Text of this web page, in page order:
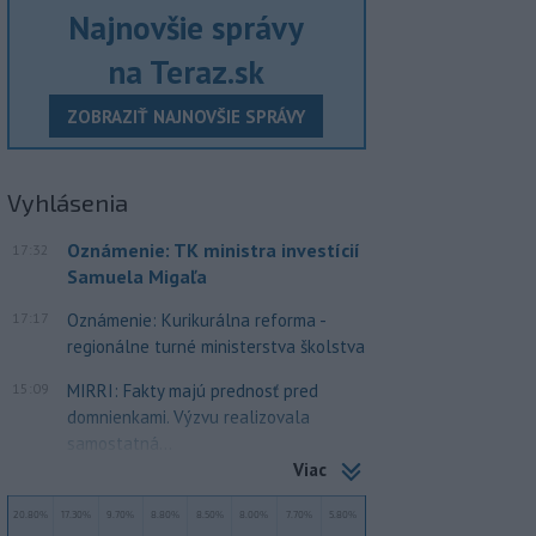
Najnovšie správy
na Teraz.sk
ZOBRAZIŤ NAJNOVŠIE SPRÁVY
Vyhlásenia
17:32
Oznámenie: TK ministra investícií
Samuela Migaľa
17:17
Oznámenie: Kurikurálna reforma -
regionálne turné ministerstva školstva
15:09
MIRRI: Fakty majú prednosť pred
domnienkami. Výzvu realizovala
samostatná...
Viac